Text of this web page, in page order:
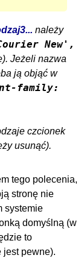
należy
New',
Jeżeli nazwa
ją objąć w
family:
czcionek
usunąć).
tego polecenia,
stronę nie
systemie
domyślną (w
to
jest pewne).